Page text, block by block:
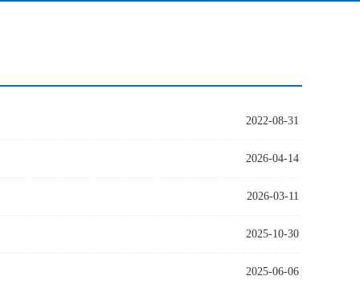
2022-08-31
2026-04-14
2026-03-11
2025-10-30
2025-06-06